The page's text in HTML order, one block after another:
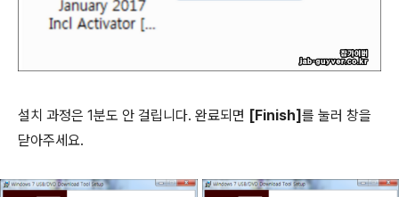
설치 과정은 1분도 안 걸립니다. 완료되면 [Finish]를 눌러 창을
닫아주세요.